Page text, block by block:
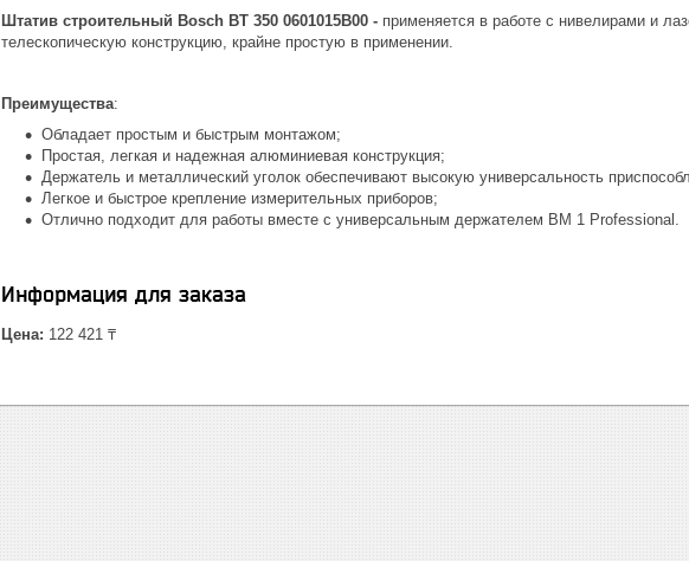
Штатив строительный Bosch BT 350 0601015B00 - применяется в работе с нивелирами и
телескопическую конструкцию, крайне простую в применении.
Преимущества:
Обладает простым и быстрым монтажом;
Простая, легкая и надежная алюминиевая конструкция;
Держатель и металлический уголок обеспечивают высокую универсальность
Легкое и быстрое крепление измерительных приборов;
Отлично подходит для работы вместе с универсальным держателем BM 1 Professional.
Информация для заказа
Цена: 122 421 ₸